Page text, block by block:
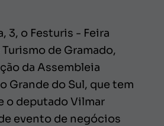
3, o Festuris - Feira
de Gramado,
da Assembleia
Grande do Sul, que tem
o deputado Vilmar
evento de negócios